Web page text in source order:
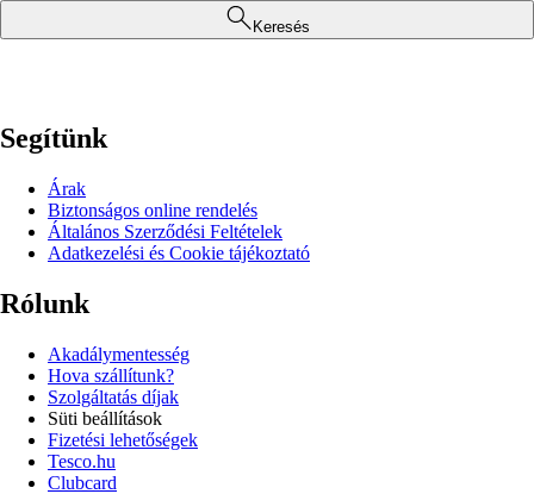
Keresés
Segítünk
Árak
Biztonságos online rendelés
Általános Szerződési Feltételek
Adatkezelési és Cookie tájékoztató
Rólunk
Akadálymentesség
Hova szállítunk?
Szolgáltatás díjak
Süti beállítások
Fizetési lehetőségek
Tesco.hu
Clubcard